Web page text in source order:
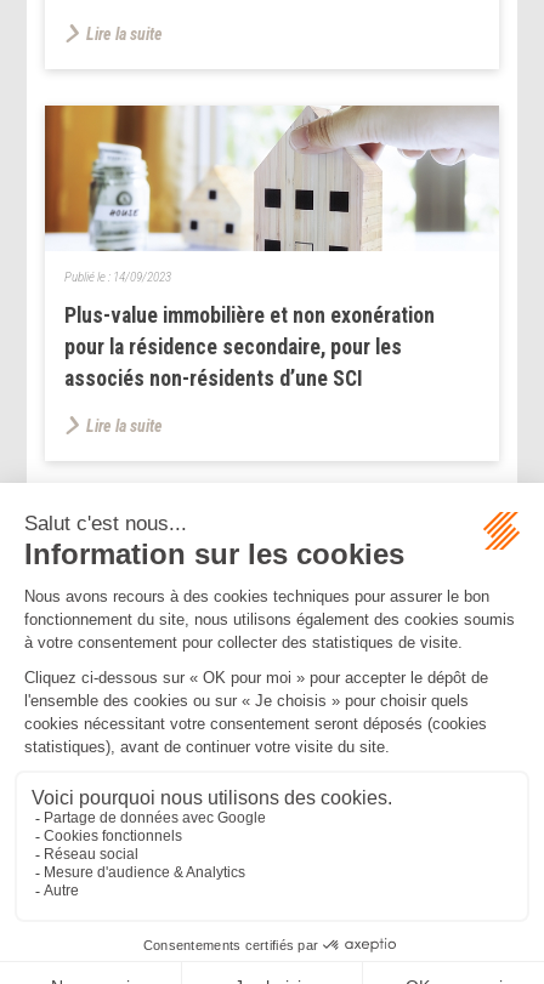
Lire la suite
Plus-value immobilière et non exonération
pour la résidence secondaire, pour les
associés non-résidents d’une SCI
Publié le : 14/09/2023
Lire la suite
<< < ... 11
>>
Mentions légalesPolitique de confidentialitéPolitique de cookies
Plan du site
MBA ET ASSOCIÉS
235 Rue Helene Boucher, 34170 CASTELNAU LE LEZ
Bureau secondaire à Cannes